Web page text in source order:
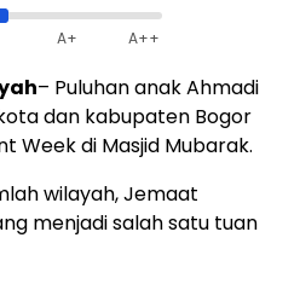
A+ A++
– Puluhan anak Ahmadi
dan kabupaten Bogor
Week di Masjid Mubarak.
wilayah, Jemaat
menjadi salah satu tuan